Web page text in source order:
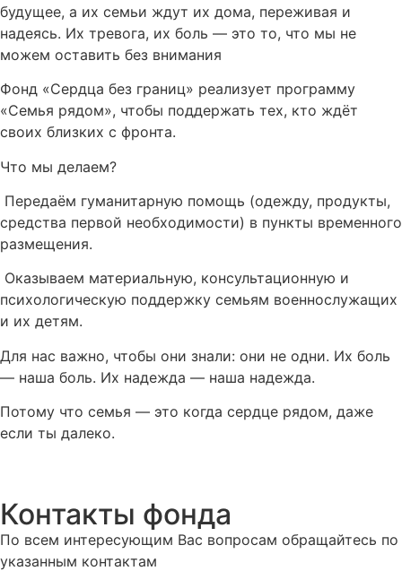
будущее, а их семьи ждут их дома, переживая и
надеясь. Их тревога, их боль — это то, что мы не
можем оставить без внимания
Фонд «Сердца без границ» реализует программу
«Семья рядом», чтобы поддержать тех, кто ждёт
своих близких с фронта.
Что мы делаем?
Передаём гуманитарную помощь (одежду, продукты,
средства первой необходимости) в пункты временного
размещения.
Оказываем материальную, консультационную и
психологическую поддержку семьям военнослужащих
и их детям.
Для нас важно, чтобы они знали: они не одни. Их боль
— наша боль. Их надежда — наша надежда.
Потому что семья — это когда сердце рядом, даже
если ты далеко.
Контакты фонда
По всем интересующим Вас вопросам обращайтесь по
указанным контактам